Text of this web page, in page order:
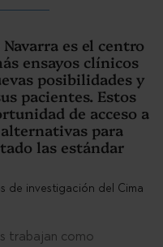
es el centro
ensayos clínicos
posibilidades y
pacientes. Estos
de acceso a
para
las estándar
trabajan como